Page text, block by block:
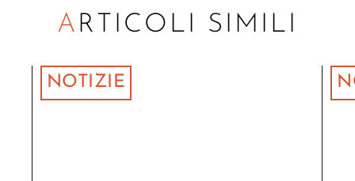
ARTICOLI SIMILI
NOTIZIE